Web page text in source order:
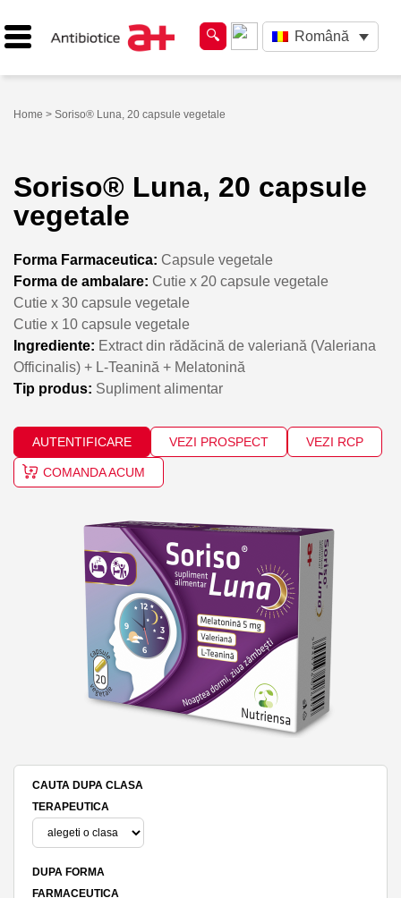
Română
Home > Soriso® Luna, 20 capsule vegetale
Soriso® Luna, 20 capsule
vegetale
Forma Farmaceutica: Capsule vegetale
Forma de ambalare: Cutie x 20 capsule vegetale
Cutie x 30 capsule vegetale
Cutie x 10 capsule vegetale
Ingrediente: Extract din rădăcină de valeriană (Valeriana
Officinalis) + L-Teanină + Melatonină
Tip produs: Supliment alimentar
AUTENTIFICARE VEZI PROSPECT VEZI RCP
COMANDA ACUM
CAUTA DUPA CLASA
TERAPEUTICA
DUPA FORMA
FARMACEUTICA